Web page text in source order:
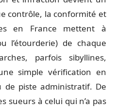
contrôle, la conformité et
en France mettent à
l’étourderie) de chaque
parfois sibyllines,
simple vérification en
de piste administratif. De
sueurs à celui qui n’a pas